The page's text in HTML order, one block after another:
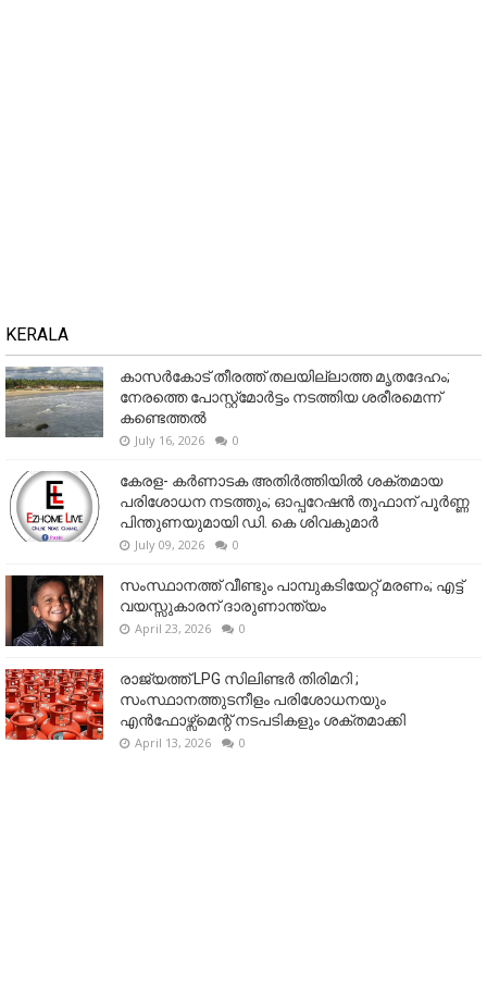
KERALA
കാസർകോട് തീരത്ത് തലയില്ലാത്ത മൃതദേഹം;
നേരത്തെ പോസ്റ്റ്‌മോർട്ടം നടത്തിയ ശരീരമെന്ന്
കണ്ടെത്തൽ
July 16, 2026 0
കേരള- കർണാടക അതിർത്തിയിൽ ശക്തമായ
പരിശോധന നടത്തും; ഓപ്പറേഷൻ തൂഫാന് പൂർണ്ണ
പിന്തുണയുമായി ഡി. കെ ശിവകുമാർ
July 09, 2026 0
സംസ്ഥാനത്ത് വീണ്ടും പാമ്പുകടിയേറ്റ് മരണം; എട്ട്
വയസ്സുകാരന് ദാരുണാന്ത്യം
April 23, 2026 0
രാജ്യത്ത് LPG സിലിണ്ടർ തിരിമറി ;
സംസ്ഥാനത്തുടനീളം പരിശോധനയും
എൻഫോഴ്സ്മെന്റ് നടപടികളും ശക്തമാക്കി
April 13, 2026 0